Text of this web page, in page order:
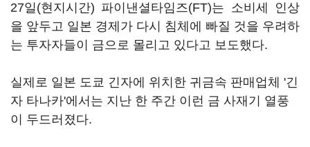
27일(현지시간) 파이낸셜타임즈(FT)는 소비세 인상
을 앞두고 일본 경제가 다시 침체에 빠질 것을 우려하
는 투자자들이 금으로 몰리고 있다고 보도했다.
실제로 일본 도쿄 긴자에 위치한 귀금속 판매업체 '긴
자 타나카'에서는 지난 한 주간 이런 금 사재기 열풍
이 두드러졌다.